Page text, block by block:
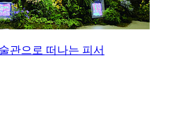
관으로 떠나는 피서